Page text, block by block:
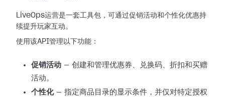
LiveOps运营是一套工具包，可通过促销活动和个性化优惠持
续提升玩家互动。
使用该API管理以下功能：
促销活动 — 创建和管理优惠券、兑换码、折扣和买赠
活动。
个性化— 指定商品目录的显示条件，并仅对特定授权